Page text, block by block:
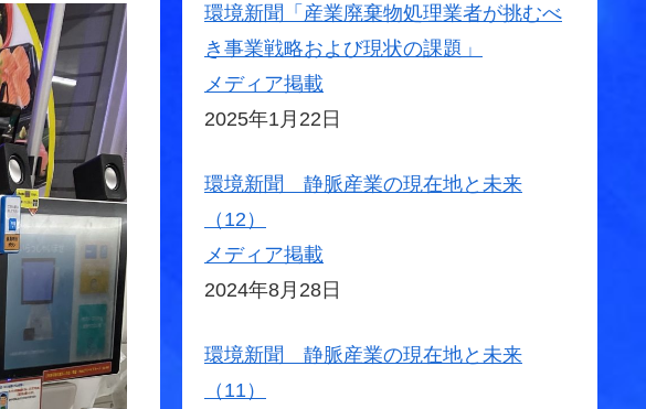
環境新聞「産業廃棄物処理業者が挑むべ
き事業戦略および現状の課題」
メディア掲載
2025年1月22日
環境新聞 静脈産業の現在地と未来
（12）
メディア掲載
2024年8月28日
環境新聞 静脈産業の現在地と未来
（11）